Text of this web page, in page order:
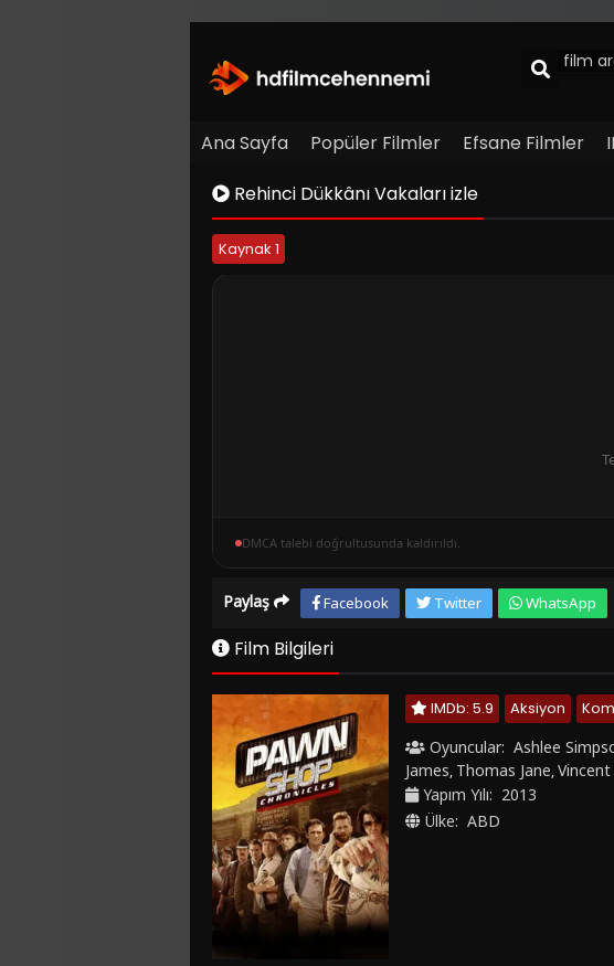
Ana Sayfa Popüler Filmler Efsane Filmler
Rehinci Dükkânı Vakaları izle
Kaynak 1
DMCA talebi doğrultusunda kaldırıldı.
Paylaş Facebook Twitter WhatsApp
Film Bilgileri
IMDb: 5.9 Aksiyon
Oyuncular: Ashlee
James, Thomas Jane,
Yapım Yılı: 2013
Ülke: ABD